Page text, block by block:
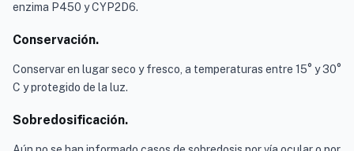
enzima P450 y CYP2D6.
Conservación.
Conservar en lugar seco y fresco, a temperaturas entre 15° y 30°
C y protegido de la luz.
Sobredosificación.